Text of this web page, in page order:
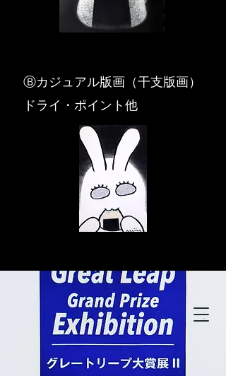
​Ⓑカジュアル版画（干支版画）
ドライ・ポイント他
© Copyright